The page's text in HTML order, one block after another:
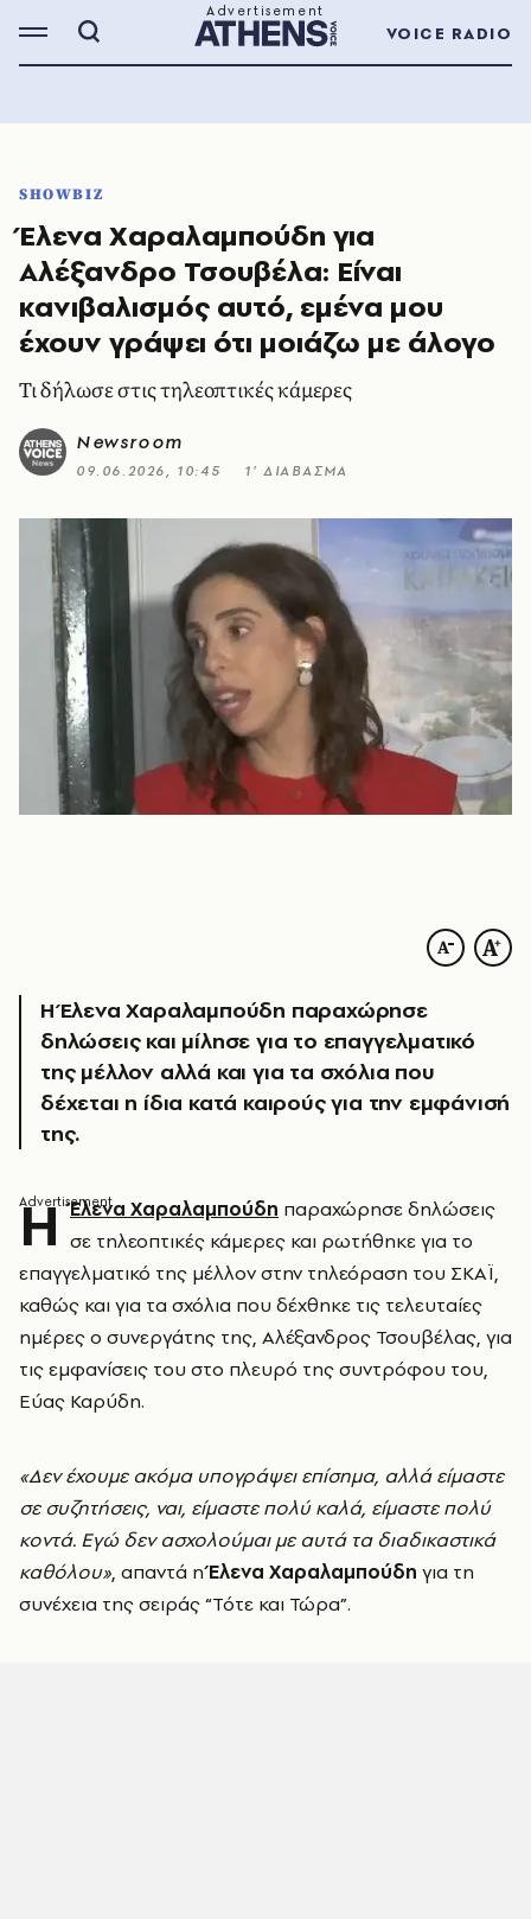
VOICE RADIO
SHOWBIZ
Έλενα Χαραλαμπούδη για
Αλέξανδρο Τσουβέλα: Είναι
κανιβαλισμός αυτό, εμένα μου
έχουν γράψει ότι μοιάζω με άλογο
Τι δήλωσε στις τηλεοπτικές κάμερες
Newsroom
09.06.2026, 10:45 1’ ΔΙΑΒΑΣΜΑ
Η Έλενα Χαραλαμπούδη παραχώρησε
δηλώσεις και μίλησε για το επαγγελματικό
της μέλλον αλλά και για τα σχόλια που
δέχεται η ίδια κατά καιρούς για την εμφάνισή
της.
Η Έλενα Χαραλαμπούδη παραχώρησε δηλώσεις
σε τηλεοπτικές κάμερες και ρωτήθηκε για το
επαγγελματικό της μέλλον στην τηλεόραση του ΣΚΑΪ,
καθώς και για τα σχόλια που δέχθηκε τις τελευταίες
ημέρες ο συνεργάτης της, Αλέξανδρος Τσουβέλας, για
τις εμφανίσεις του στο πλευρό της συντρόφου του,
Εύας Καρύδη.
«Δεν έχουμε ακόμα υπογράψει επίσημα, αλλά είμαστε
σε συζητήσεις, ναι, είμαστε πολύ καλά, είμαστε πολύ
κοντά. Εγώ δεν ασχολούμαι με αυτά τα διαδικαστικά
καθόλου», απαντά ηΈλενα Χαραλαμπούδη για τη
συνέχεια της σειράς “Τότε και Τώρα”.